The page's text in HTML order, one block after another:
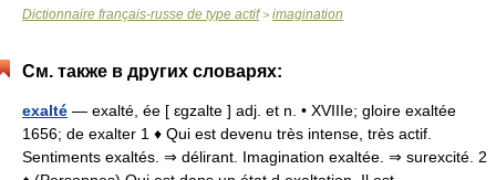
Dictionnaire français-russe de type actif> imagination
См. также в других словарях:
exalté — exalté, ée [ ɛgzalte ] adj. et n. • XVIIIe; gloire exaltée
1656; de exalter 1 ♦ Qui est devenu très intense, très actif.
Sentiments exaltés. ⇒ délirant. Imagination exaltée. ⇒ surexcité. 2